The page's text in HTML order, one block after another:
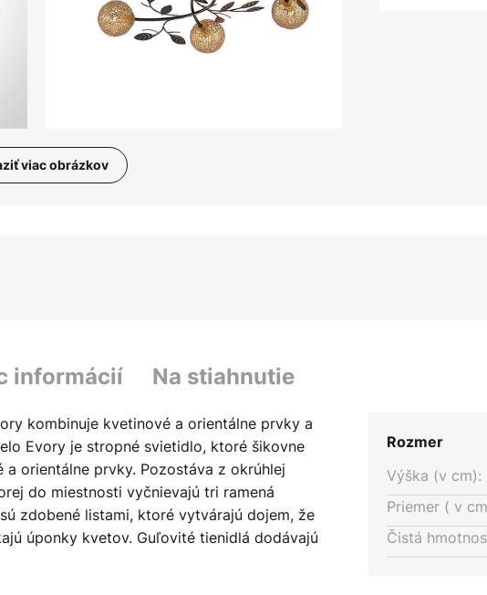
viac obrázkov
informácií Na stiahnutie
kombinuje kvetinové a orientálne prvky a
Evory je stropné svietidlo, ktoré šikovne
a orientálne prvky. Pozostáva z okrúhlej
do miestnosti vyčnievajú tri ramená
zdobené listami, ktoré vytvárajú dojem, že
úponky kvetov. Guľovité tienidlá dodávajú
Tie sú vyrobené z kovu a povrchovo
Rozmer
Výška (v cm):
Priemer ( v
Čistá